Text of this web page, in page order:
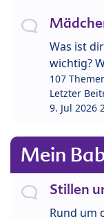
Was ist
wichtig?
107
Letzter
9. Jul 2026
Mein
Stillen
Rund um